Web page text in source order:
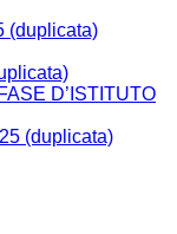
(duplicata)
D’ISTITUTO
(duplicata)